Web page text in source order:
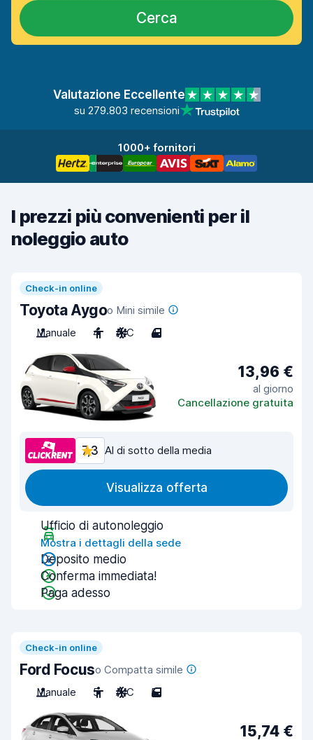
Cerca
Valutazione Eccellente
su 279.803 recensioni
1000+ fornitori
I prezzi più convenienti per il
noleggio auto
Check-in online
Toyota Aygoo Mini simile
Manuale
4 A/C 4
13,96 €
al giorno
Cancellazione gratuita
7,3 Al di sotto della media
Visualizza offerta
Ufficio di autonoleggio
Mostra i dettagli della sede
Deposito medio
Conferma immediata!
Paga adesso
Check-in online
Ford Focuso Compatta simile
Manuale
5 A/C 5
15,74 €